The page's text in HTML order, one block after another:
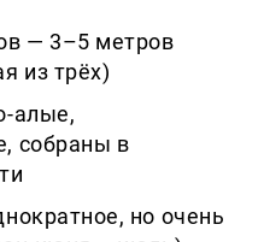
— 3–5 метров
из трёх)
алые,
собраны в
но очень